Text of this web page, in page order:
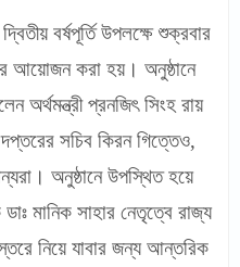
বর্ষপূর্তি উপলক্ষে শুক্রবার
আয়োজন করা হয়। অনুষ্ঠানে
অর্থমন্ত্রী প্রনজিৎ সিংহ রায়
দপ্তরের সচিব কিরন গিত্তেও,
অনুষ্ঠানে উপস্থিত হয়ে
মানিক সাহার নেতৃত্বে রাজ্য
স্তরে নিয়ে যাবার জন্য আন্তরিক